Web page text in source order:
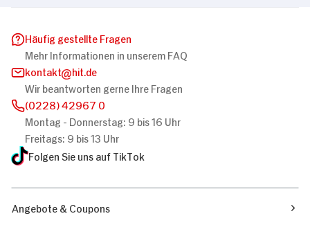
Häufig gestellte Fragen
Mehr Informationen in unserem FAQ
kontakt
hit.de
Wir beantworten gerne Ihre Fragen
(0228) 42967 0
Montag - Donnerstag: 9 bis 16 Uhr
Freitags: 9 bis 13 Uhr
Folgen Sie uns auf TikTok
Angebote & Coupons